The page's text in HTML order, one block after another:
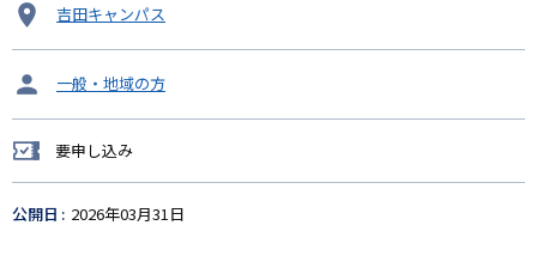
開
催
地
吉田キャンパス
タ
ッ
一般・地域の方
要
申
し
要申し込み
公開日 2026年03月31日